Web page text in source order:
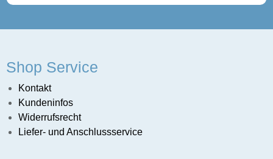
Shop Service
Kontakt
Kundeninfos
Widerrufsrecht
Liefer- und Anschlussservice